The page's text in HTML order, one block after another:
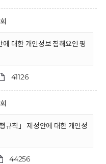
에 대한 개인정보 침해요인 평
41126
규칙」 제정안에 대한 개인정
44256